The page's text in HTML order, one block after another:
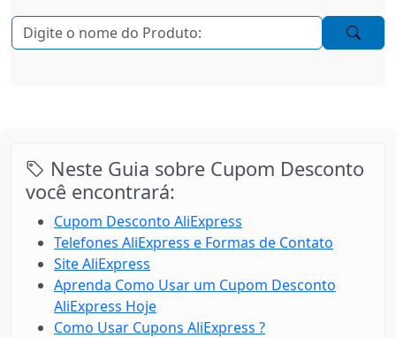
Neste Guia sobre Cupom Desconto
você encontrará:
Cupom Desconto AliExpress
Telefones AliExpress e Formas de Contato
Site AliExpress
Aprenda Como Usar um Cupom Desconto
AliExpress Hoje
Como Usar Cupons AliExpress ?